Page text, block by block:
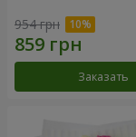
954 грн
Заказать